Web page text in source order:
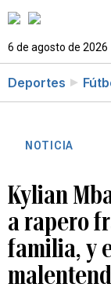
6 de agosto de 2026
Deportes
NOTICIA
Kylian
a rapero
familia, y